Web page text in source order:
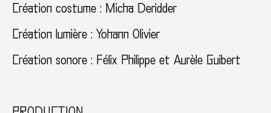
Création costume : Micha Deridder
Création lumière : Yohann Olivier
Création sonore : Félix Philippe et Aurèle Guibert